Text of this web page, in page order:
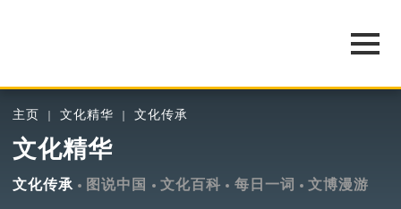
主页 文化精华 文化传承
文化精华
文化传承 图说中国 文化百科 每日一词 文博漫游